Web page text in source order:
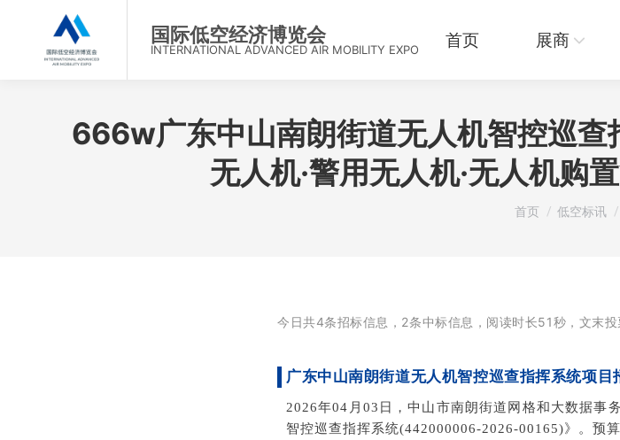
国际低空经济博览会
INTERNATIONAL ADVANCED AIR MOBILITY EXPO 首页 展商
666w广东中山南朗街道无人机智控巡查
无人机·警用无人机·无人机购
您在这里：
首页 低空标讯
今日共4条招标信息，2条中标信息，阅读时长51秒， 文末投
广东中山南朗街道无人机智控巡查指挥系统项目
2026年04月03日，中山市南朗街道网格和大数据事
智控巡查指挥系统(442000006-2026-00165)》。预
展商 观众